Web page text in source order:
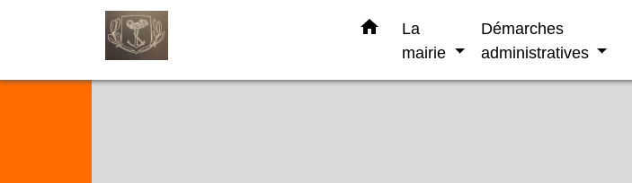
home
La
mairie
Démarches
administratives